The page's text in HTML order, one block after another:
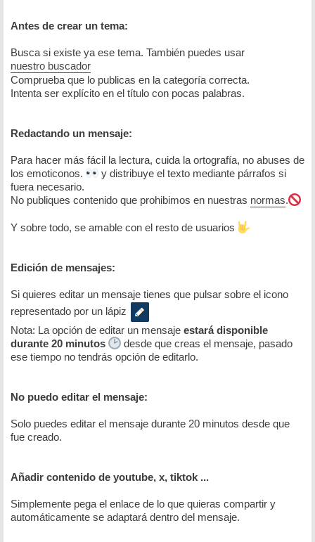
Antes de crear un tema:
Busca si existe ya ese tema. También puedes usar
nuestro buscador
Comprueba que lo publicas en la categoría correcta.
Intenta ser explícito en el título con pocas palabras.
Redactando un mensaje:
Para hacer más fácil la lectura, cuida la ortografía, no abuses de
los emoticonos.
y distribuye el texto mediante párrafos si
fuera necesario.
No publiques contenido que prohibimos en nuestras normas.
Y sobre todo, se amable con el resto de usuarios
Edición de mensajes:
Si quieres editar un mensaje tienes que pulsar sobre el icono
representado por un lápiz
Nota: La opción de editar un mensaje estará disponible
durante 20 minutos
desde que creas el mensaje, pasado
ese tiempo no tendrás opción de editarlo.
No puedo editar el mensaje:
Solo puedes editar el mensaje durante 20 minutos desde que
fue creado.
Añadir contenido de youtube, x, tiktok ...
Simplemente pega el enlace de lo que quieras compartir y
automáticamente se adaptará dentro del mensaje.